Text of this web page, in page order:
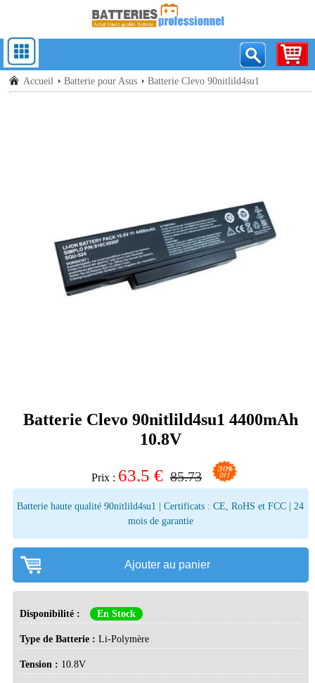
Accueil Batterie pour Asus Batterie Clevo 90nitlild4su1
Batterie Clevo 90nitlild4su1 4400mAh
10.8V
Prix : 63.5 € 85.73
Batterie haute qualité 90nitlild4su1 | Certificats : CE, RoHS et FCC | 24
mois de garantie
Ajouter au panier
Disponibilité : En Stock
Type de Batterie :Li-Polymère
Tension : 10.8V